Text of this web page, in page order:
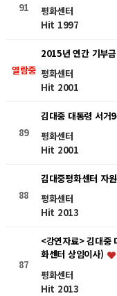
91
평화센터
Hit 1997
열람중
2015년 연간 기부
평화센터
Hit 2001
89
김대중 대통령 서거
평화센터
Hit 2001
88
김대중평화센터 자
평화센터
Hit 2013
87
<강연자료> 김대중
화센터 상임이사)
평화센터
Hit 2013